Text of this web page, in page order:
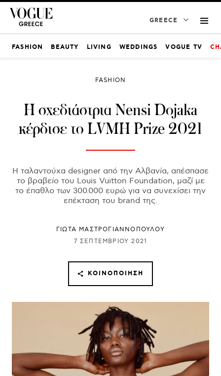
GREECE
FASHION BEAUTY LIVING WEDDINGS VOGUE TV
FASHION
H σχεδιάστρια Nensi Dojaka
κέρδισε το LVMH Prize 2021
Η ταλαντούχα designer από την Αλβανία, απέσπασε
το βραβείο του Louis Vuitton Foundation, μαζί με
το έπαθλο των 300.000 ευρώ για να συνεχίσει την
επέκταση του brand της.
ΓΙΩΤΑ ΜΑΣΤΡΟΓΙΑΝΝΟΠΟΥΛΟΥ
7 ΣΕΠΤΕΜΒΡΊΟΥ 2021
ΚΟΙΝΟΠΟΊΗΣΗ